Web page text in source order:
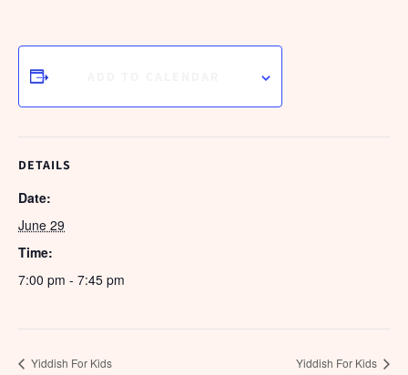
DETAILS
Date:
June 29
Time:
7:00 pm - 7:45 pm
Yiddish For Kids Yiddish For Kids